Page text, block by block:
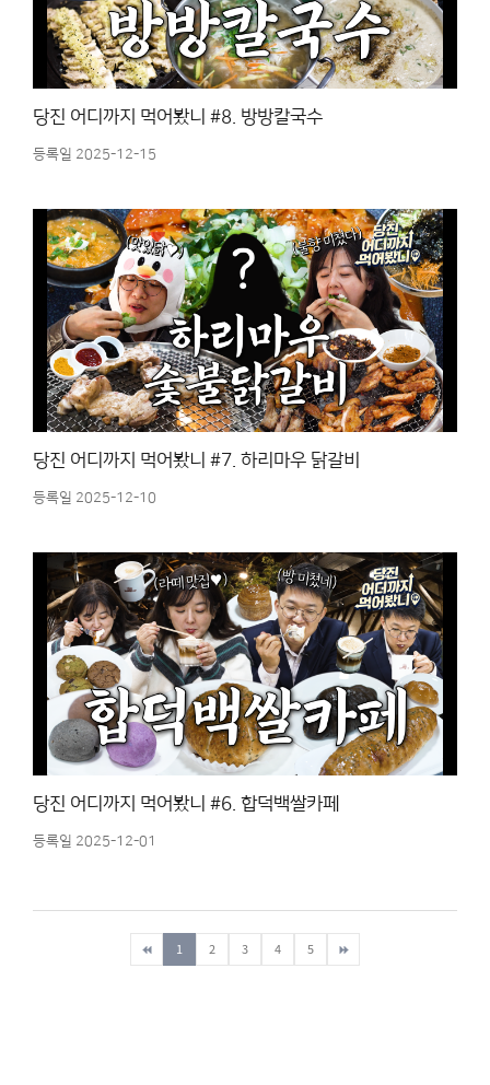
당진 어디까지 먹어봤니 #8. 방방칼국수
등록일 2025-12-15
당진 어디까지 먹어봤니 #7. 하리마우 닭갈비
등록일 2025-12-10
당진 어디까지 먹어봤니 #6. 합덕백쌀카페
등록일 2025-12-01
1 2 3 4 5
마지막페이지